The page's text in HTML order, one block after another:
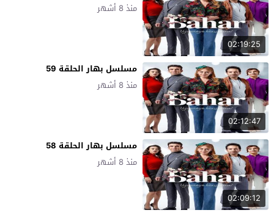
02:19:25
منذ 8 أشهر
02:12:47
مسلسل بهار الحلقة 59
منذ 8 أشهر
02:09:12
مسلسل بهار الحلقة 58
منذ 8 أشهر